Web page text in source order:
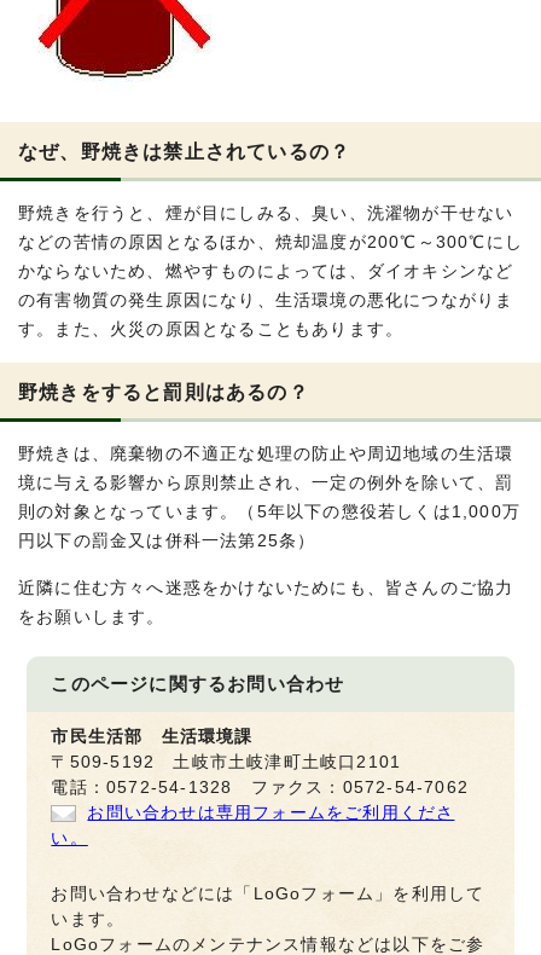
なぜ、野焼きは禁止されているの？
野焼きを行うと、煙が目にしみる、臭い、洗濯物が干せない
などの苦情の原因となるほか、焼却温度が200℃～300℃にし
かならないため、燃やすものによっては、ダイオキシンなど
の有害物質の発生原因になり、生活環境の悪化につながりま
す。また、火災の原因となることもあります。
野焼きをすると罰則はあるの？
野焼きは、廃棄物の不適正な処理の防止や周辺地域の生活環
境に与える影響から原則禁止され、一定の例外を除いて、罰
則の対象となっています。（5年以下の懲役若しくは1,000万
円以下の罰金又は併科一法第25条）
近隣に住む方々へ迷惑をかけないためにも、皆さんのご協力
をお願いします。
このページに関するお問い合わせ
市民生活部 生活環境課
〒509-5192 土岐市土岐津町土岐口2101
電話：0572-54-1328 ファクス：0572-54-7062
お問い合わせは専用フォームをご利用くださ
い。
お問い合わせなどには「LoGoフォーム」を利用して
います。
LoGoフォームのメンテナンス情報などは以下をご参